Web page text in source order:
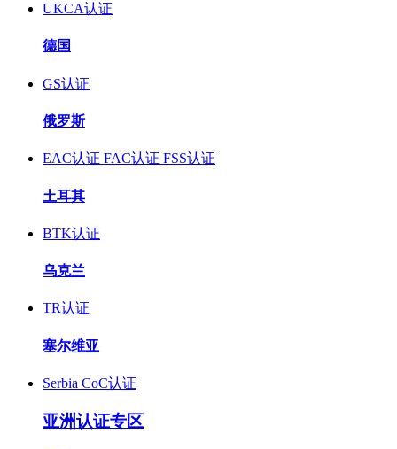
UKCA认证
德国
GS认证
俄罗斯
EAC认证 FAC认证 FSS认证
土耳其
BTK认证
乌克兰
TR认证
塞尔维亚
Serbia CoC认证
亚洲认证专区